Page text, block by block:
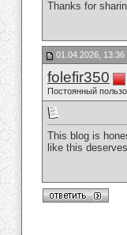
Thanks for
01.04.2026, 13:36
folefir350
Постоянный
This blog is
like this